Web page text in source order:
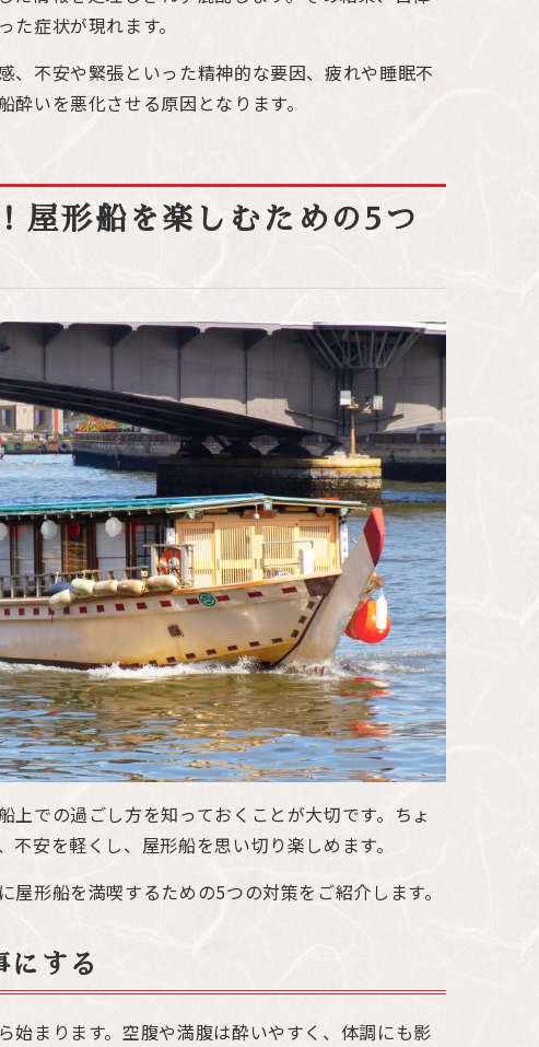
症状が現れます。
、不安や緊張といった精神的な要因、疲れや睡眠不
いを悪化させる原因となります。
屋形船を楽しむための5つ
上での過ごし方を知っておくことが大切です。ちょ
安を軽くし、屋形船を思い切り楽しめます。
屋形船を満喫するための5つの対策をご紹介します。
にする
始まります。空腹や満腹は酔いやすく、体調にも影